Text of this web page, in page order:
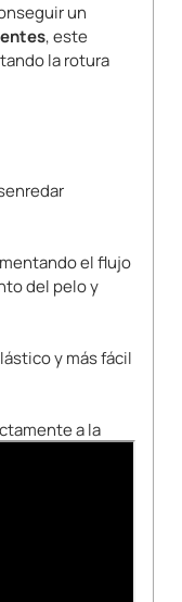
un
, este
la rotura
el flujo
del pelo y
y más fácil
a la